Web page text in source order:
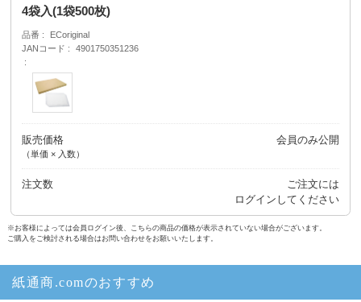
4袋入(1袋500枚)
品番
ECoriginal
JANコード
4901750351236
販売価格
（単価 × 入数）
会員のみ公開
注文数
ご注文には
ログイン してください
※お客様によっては会員ログイン後、こちらの商品の価格が表示されていない場合がございます。
ご購入をご検討される場合はお問い合わせをお願いいたします。
紙通商.comのおすすめ